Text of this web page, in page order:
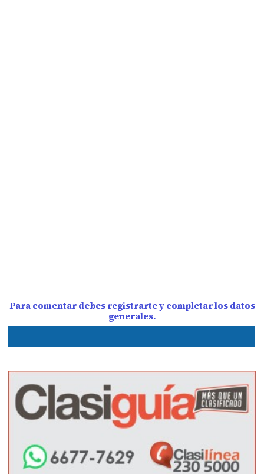
Para comentar debes registrarte y completar los datos
generales.